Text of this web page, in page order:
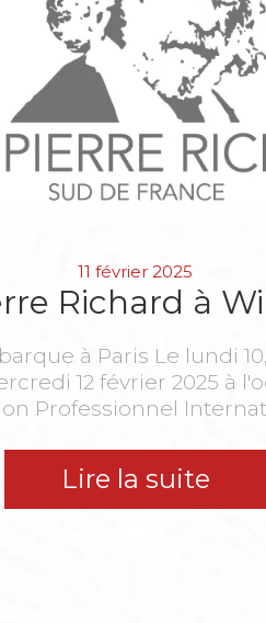
11 février 2025
Richard à
à Paris Le lundi
12 février 2025 à
Professionnel
Lire la suite